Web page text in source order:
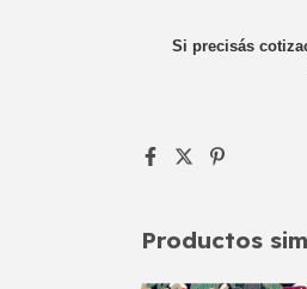
Si precisás
Productos